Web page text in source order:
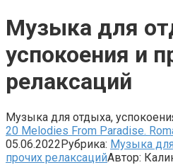
Музыка для
успокоения и
релаксаций
Музыка для отдыха,
20 Melodies From Paradise.
05.06.2022Рубрика: Музыка
прочих релаксацийАвтор: